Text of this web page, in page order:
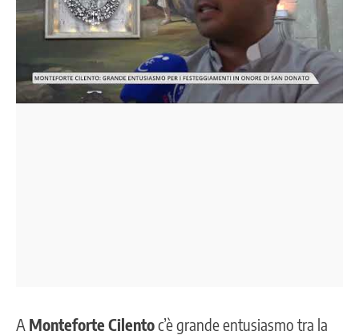
A Monteforte Cilentoc’è grande entusiasmo tra la